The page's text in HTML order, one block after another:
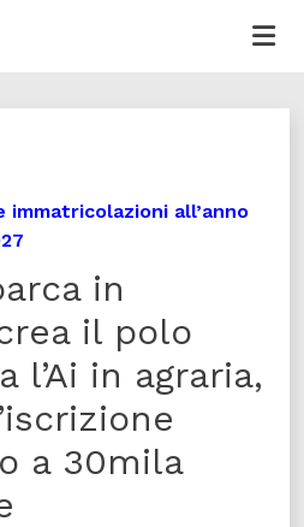
all’anno
in
il polo
l’Ai in agraria,
a 30mila